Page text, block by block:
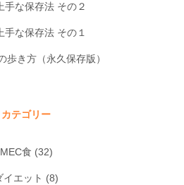
手な保存法 その２
手な保存法 その１
歩き方（永久保存版）
カテゴリー
MEC食 (32)
イエット (8)